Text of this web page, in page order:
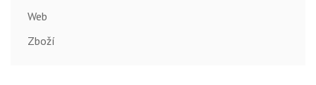
Web
Zboží